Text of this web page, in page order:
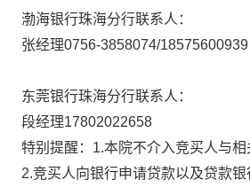
渤海银行珠海分行联系人：
张经理0756-3858074/18575600939
东莞银行珠海分行联系人：
段经理17802022658
特别提醒： 1.本院不介入竞买人与
2.竞买人向银行申请贷款以及贷款